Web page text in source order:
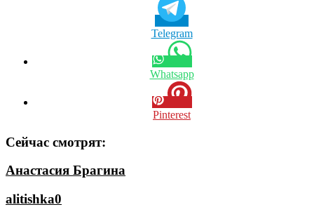
Telegram
Whatsapp
Pinterest
Сейчас смотрят:
Анастасия Брагина
alitishka0